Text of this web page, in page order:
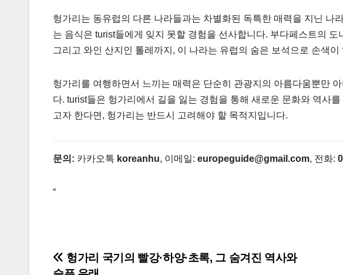
헝가리는 동유럽의 다른 나라들과는 차별화된 독특한 매력을 지닌 나
는 음식은 turist들에게 잊지 못할 경험을 선사합니다. 부다페스트의
그리고 와인 산지인 톨레까지, 이 나라는 유럽의 숨은 보석으로 손색이
헝가리를 여행하면서 느끼는 매력은 단순히 관광지의 아름다움뿐만
다. turist들은 헝가리에서 길을 잃는 경험을 통해 새로운 문화와 역사
고자 한다면, 헝가리는 반드시 고려해야 할 목적지입니다.
문의: 카카오톡 koreanhu, 이메일: europeguide@gmail.com, 전화:
“
글헝가리 국기의 빨강·하양·초록, 그 숨겨진 역사와